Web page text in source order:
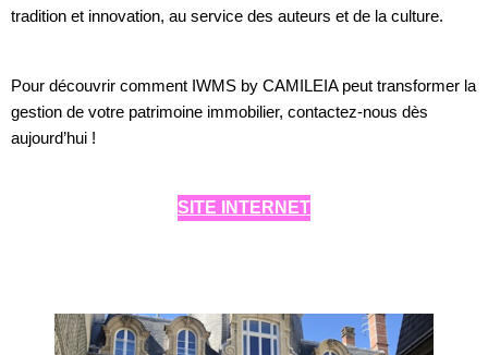
tradition et innovation, au service des auteurs et de la culture.
Pour découvrir comment IWMS by CAMILEIA peut transformer la
gestion de votre patrimoine immobilier, contactez-nous dès
aujourd’hui !
SITE INTERNET